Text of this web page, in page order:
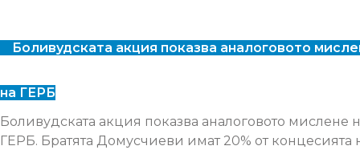
Боливудската акция показва аналоговото
на ГЕРБ
Боливудската акция показва аналоговото мислене
ГЕРБ. Братята Домусчиеви имат 20% от концесията